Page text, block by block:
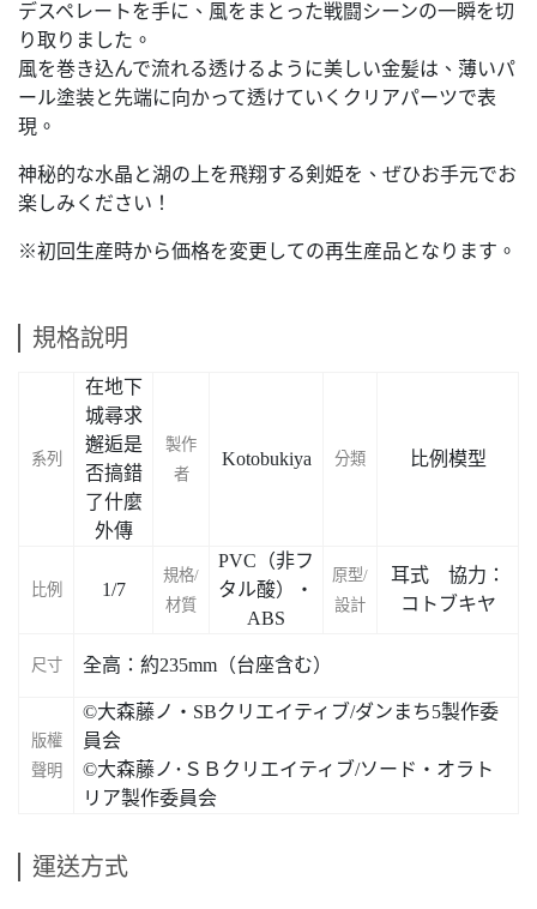
デスペレートを手に、風をまとった戦闘シーンの一瞬を切
り取りました。
風を巻き込んで流れる透けるように美しい金髪は、薄いパ
ール塗装と先端に向かって透けていくクリアパーツで表
現。
神秘的な水晶と湖の上を飛翔する剣姫を、ぜひお手元でお
楽しみください！
※初回生産時から価格を変更しての再生産品となります。
規格說明
系列
在地下
城尋求
邂逅是
否搞錯
了什麼
外傳
製作
者
Kotobukiya 分類 比例模型
比例 1/7
規格/
材質
PVC（非フ
タル酸）・
ABS
原型/
設計
耳式 協力：
コトブキヤ
尺寸 全高：約235mm（台座含む）
版權
聲明
©大森藤ノ・SBクリエイティブ/ダンまち5製作委
員会
©大森藤ノ･ＳＢクリエイティブ/ソード・オラト
リア製作委員会
運送方式